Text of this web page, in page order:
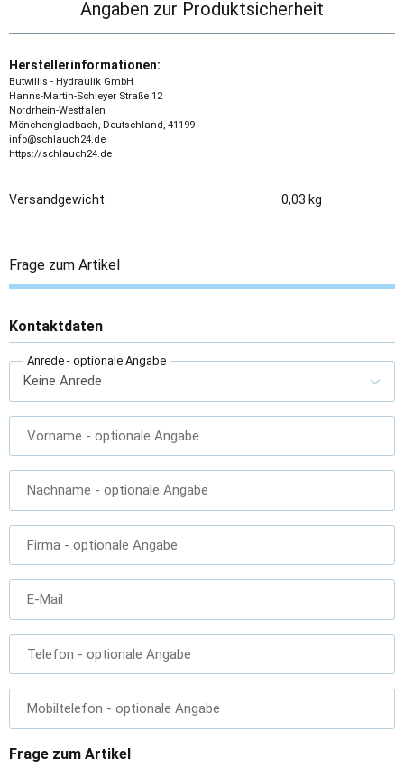
Angaben zur Produktsicherheit
Herstellerinformationen:
Butwillis - Hydraulik GmbH
Hanns-Martin-Schleyer Straße 12
Nordrhein-Westfalen
Mönchengladbach, Deutschland, 41199
info@schlauch24.de
https://schlauch24.de
Versandgewicht: 0,03 kg
Frage zum Artikel
Kontaktdaten
Anrede - optionale Angabe
Vorname - optionale Angabe
Nachname - optionale Angabe
Firma - optionale Angabe
E-Mail
Telefon - optionale Angabe
Mobiltelefon - optionale Angabe
Frage zum Artikel